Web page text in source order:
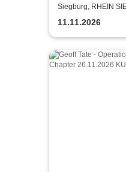
Siegburg, RHEIN
11.11.2026